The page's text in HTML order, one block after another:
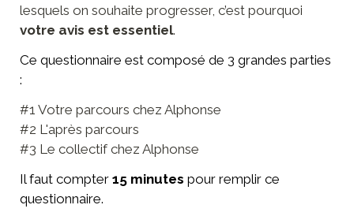
votre avis est essentiel.
Ce questionnaire est composé de 3 grandes parties
:
#1 Votre parcours chez Alphonse
#2 L'après parcours
#3 Le collectif chez Alphonse
Il faut compter 15 minutes pour remplir ce
questionnaire.